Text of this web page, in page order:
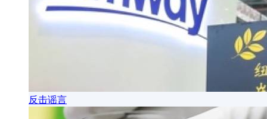
反击谣言